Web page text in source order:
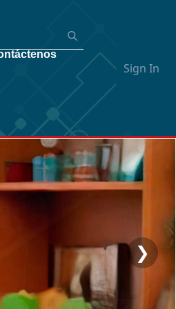
Sign In
❯